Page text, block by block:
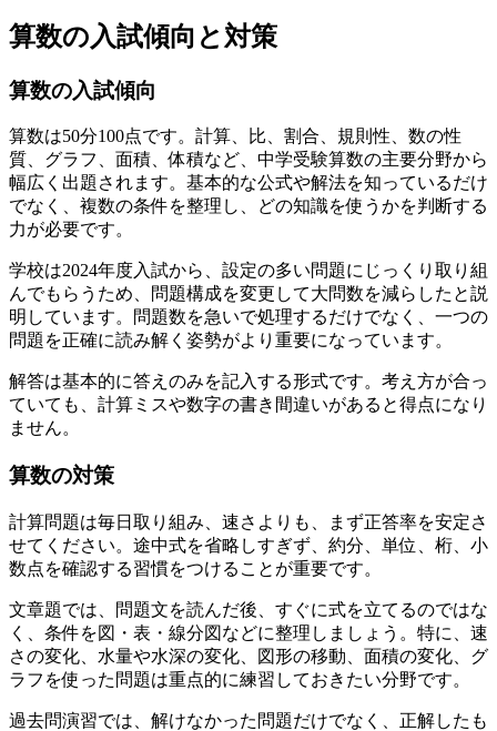
算数の入試傾向と対策
算数の入試傾向
算数は50分100点です。計算、比、割合、規則性、数の性
質、グラフ、面積、体積など、中学受験算数の主要分野から
幅広く出題されます。基本的な公式や解法を知っているだけ
でなく、複数の条件を整理し、どの知識を使うかを判断する
力が必要です。
学校は2024年度入試から、設定の多い問題にじっくり取り組
んでもらうため、問題構成を変更して大問数を減らしたと説
明しています。
問題数を急いで処理するだけでなく、一つの
問題を正確に読み解く姿勢がより重要になっています。
解答は基本的に答えのみを記入する形式です。 考え方が合っ
ていても、計算ミスや数字の書き間違いがあると得点になり
ません。
算数の対策
計算問題は毎日取り組み、速さよりも、まず正答率を安定さ
せてください。 途中式を省略しすぎず、約分、単位、桁、小
数点を確認する習慣をつけることが重要です。
文章題では、問題文を読んだ後、すぐに式を立てるのではな
く、条件を図・表・線分図などに整理しましょう。特に、速
さの変化、水量や水深の変化、図形の移動、面積の変化、グ
ラフを使った問題は重点的に練習しておきたい分野です。
過去問演習では、解けなかった問題だけでなく、正解したも